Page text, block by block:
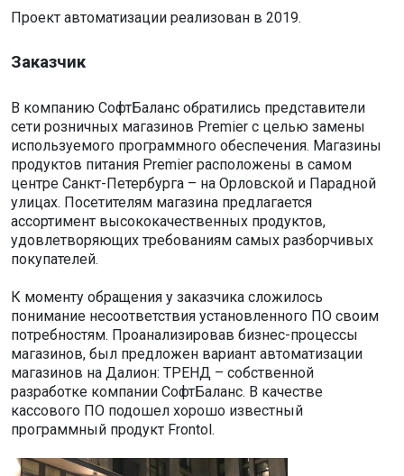
Проект автоматизации реализован в 2019.
Заказчик
В компанию СофтБаланс обратились представители
сети розничных магазинов Premier с целью замены
используемого программного обеспечения. Магазины
продуктов питания Premier расположены в самом
центре Санкт-Петербурга – на Орловской и Парадной
улицах. Посетителям магазина предлагается
ассортимент высококачественных продуктов,
удовлетворяющих требованиям самых разборчивых
покупателей.
К моменту обращения у заказчика сложилось
понимание несоответствия установленного ПО своим
потребностям. Проанализировав бизнес-процессы
магазинов, был предложен вариант автоматизации
магазинов на Далион: ТРЕНД – собственной
разработке компании СофтБаланс. В качестве
кассового ПО подошел хорошо известный
программный продукт Frontol.